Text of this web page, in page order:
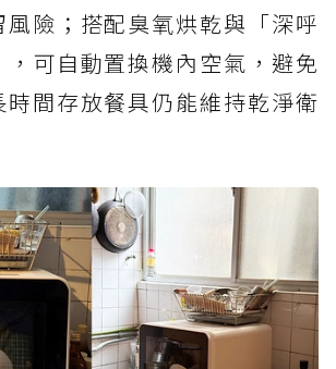
風險；搭配臭氧烘乾與「深呼
可自動置換機內空氣，避免
間存放餐具仍能維持乾淨衛